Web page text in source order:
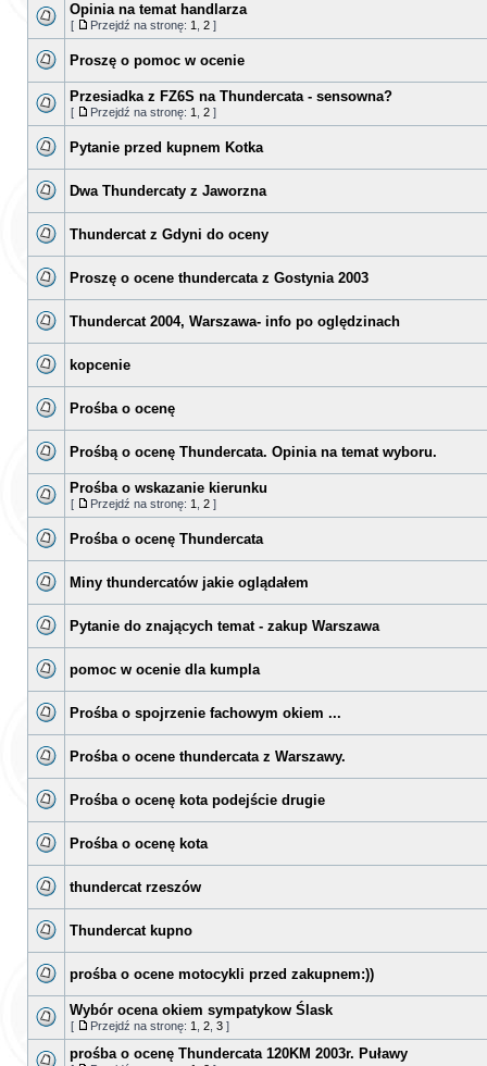
Opinia na temat handlarza
[ Przejdź na stronę: 1 2 ]
Proszę o pomoc w ocenie
Przesiadka z FZ6S na Thundercata - sensowna?
[ Przejdź na stronę: 1 2 ]
Pytanie przed kupnem Kotka
Dwa Thundercaty z Jaworzna
Thundercat z Gdyni do oceny
Proszę o ocene thundercata z Gostynia 2003
Thundercat 2004, Warszawa- info po oględzinach
kopcenie
Prośba o ocenę
Prośbą o ocenę Thundercata. Opinia na temat wyboru.
Prośba o wskazanie kierunku
[ Przejdź na stronę: 1 2 ]
Prośba o ocenę Thundercata
Miny thundercatów jakie oglądałem
Pytanie do znających temat - zakup Warszawa
pomoc w ocenie dla kumpla
Prośba o spojrzenie fachowym okiem ...
Prośba o ocene thundercata z Warszawy.
Prośba o ocenę kota podejście drugie
Prośba o ocenę kota
thundercat rzeszów
Thundercat kupno
prośba o ocene motocykli przed zakupnem:))
Wybór ocena okiem sympatykow Ślask
[ Przejdź na stronę: 1 2 3 ]
prośba o ocenę Thundercata 120KM 2003r. Puławy